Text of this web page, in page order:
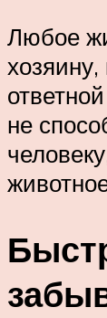
Любое
хозяину,
не